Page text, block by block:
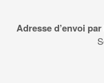
Adresse d’envoi